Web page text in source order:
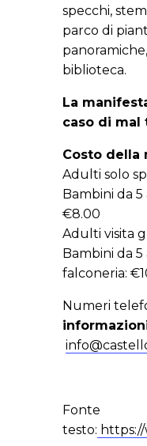
specchi,
parco di
biblioteca.
La
caso di mal
Costo della
Adulti solo
Bambini da 5
€8.00
Adulti visita
Bambini da 5
falconeria:
Numeri
Fonte
testo: